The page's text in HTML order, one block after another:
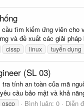
tìm kiếm ứng viên
và đề xuất các giải
cissp linux tuyển dụng
(SL 03)
tính an toàn của mã
cầu bảo mật và khả
oscp Bình luận: 0 Diễn